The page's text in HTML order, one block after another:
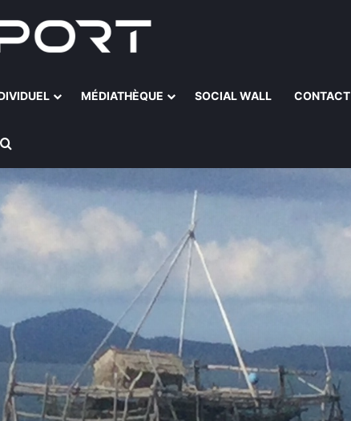
MÉDIATHÈQUE SOCIAL WALL CONTACT